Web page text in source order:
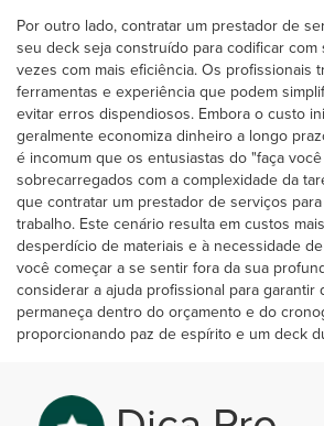
Por outro lado, contratar um prestador de
seu deck seja construído para codificar com
vezes com mais eficiência. Os profissionais
ferramentas e experiência que podem
evitar erros dispendiosos. Embora o custo
geralmente economiza dinheiro a longo
é incomum que os entusiastas do "faça
sobrecarregados com a complexidade da
que contratar um prestador de serviços
trabalho. Este cenário resulta em custos
desperdício de materiais e à necessidade
você começar a se sentir fora da sua
considerar a ajuda profissional para garantir
permaneça dentro do orçamento e do
proporcionando paz de espírito e um deck